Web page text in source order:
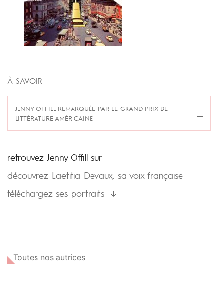
À SAVOIR
JENNY OFFILL REMARQUÉE PAR LE GRAND PRIX DE
LITTÉRATURE AMÉRICAINE
retrouvez Jenny Offill sur
découvrez Laëtitia Devaux, sa voix française
téléchargez ses portraits
Toutes nos autrices